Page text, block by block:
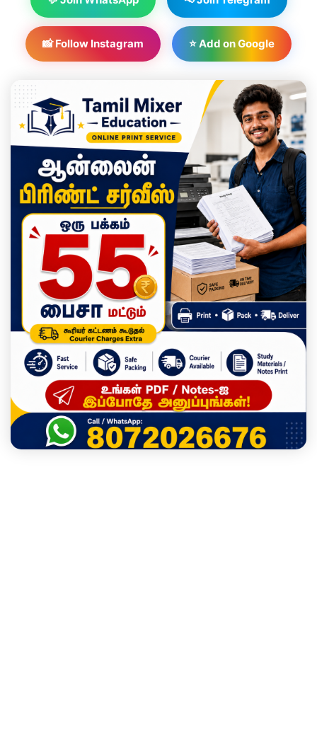
📸 Follow Instagram ⭐ Add on Google